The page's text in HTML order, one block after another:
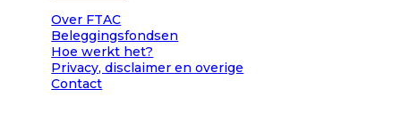
Over FTAC
Beleggingsfondsen
Hoe werkt het?
Privacy, disclaimer en overige
Contact